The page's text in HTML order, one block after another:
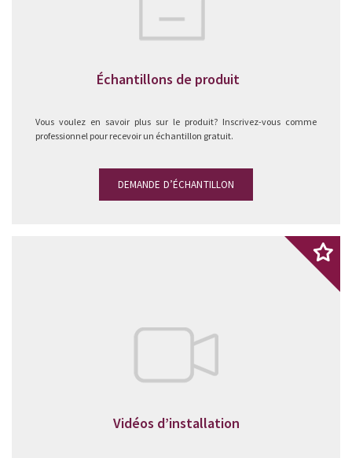
Échantillons de produit
Vous voulez en savoir plus sur le produit? Inscrivez-vous comme
professionnel pour recevoir un échantillon gratuit.
DEMANDE D’ÉCHANTILLON
Vidéos d’installation